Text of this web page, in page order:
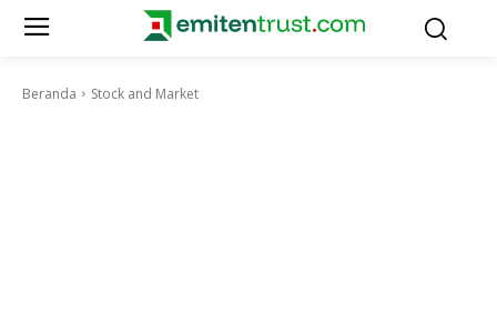
Beranda Stock and Market